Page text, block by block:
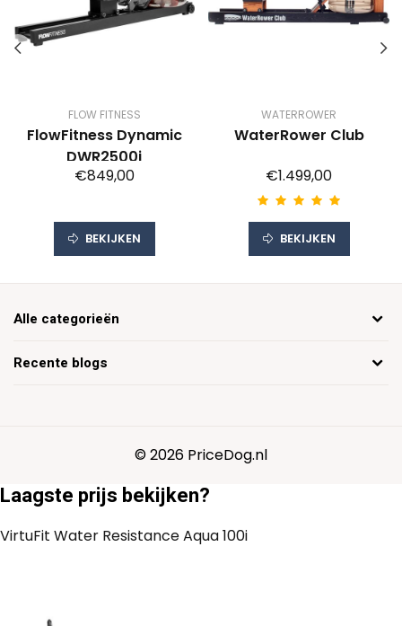
FLOW FITNESS
FlowFitness Dynamic
DWR2500i
€849,00
BEKIJKEN
WATERROWER
WaterRower Club
€1.499,00
BEKIJKEN
Recente blogs
Alle categorieën
© 2026 PriceDog.nl
Laagste prijs bekijken?
VirtuFit Water Resistance Aqua 100i